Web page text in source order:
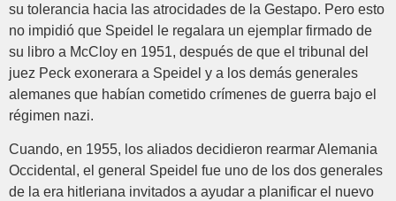
su tolerancia hacia las atrocidades de la Gestapo. Pero esto
no impidió que Speidel le regalara un ejemplar firmado de
su libro a McCloy en 1951, después de que el tribunal del
juez Peck exonerara a Speidel y a los demás generales
alemanes que habían cometido crímenes de guerra bajo el
régimen nazi.
Cuando, en 1955, los aliados decidieron rearmar Alemania
Occidental, el general Speidel fue uno de los dos generales
de la era hitleriana invitados a ayudar a planificar el nuevo